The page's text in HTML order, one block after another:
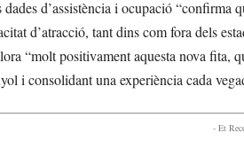
d’assistència i ocupació
d’atracció, tant dins com fora dels
“molt positivament aquesta nova fita,
i consolidant una experiència cada
- Et